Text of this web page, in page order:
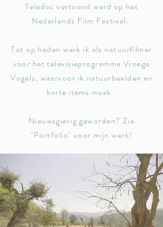
Teledoc vertoond werd op het
Nederlands Film Festival.
Tot op heden werk ik als natuurfilmer
voor het televisieprogramma Vroege
Vogels, waarvoor ik natuurbeelden en
korte items maak.
Nieuwsgierig geworden? Zie
"Portfolio" voor mijn werk!